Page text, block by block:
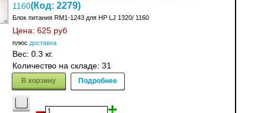
1160(Код: 2279)
Блок питания RM1-1243 для HP LJ 1320/ 1160
Цена: 625 руб
плюс доставка
Вес: 0.3 кг.
Количество на складе: 31
В корзину Подробнее